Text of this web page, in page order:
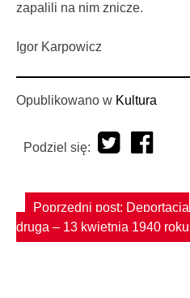
zapalili na nim znicze.
Igor Karpowicz
Opublikowano w Kultura
Podziel się:
Nawigacja
wpisu
Poprzedni post: Deportacja
druga – 13 kwietnia 1940 roku